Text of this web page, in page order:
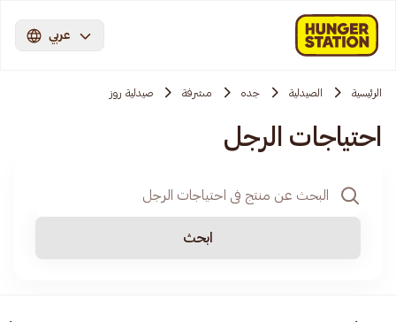
عربي
الرئيسية الصيدلية جده مشرفة صيدلية روز
احتياجات الرجل
ابحث